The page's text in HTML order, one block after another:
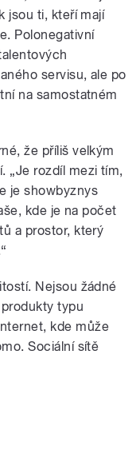
jsou ti, kteří mají
Polonegativní
servisu, ale po
na samostatném
že příliš velkým
„Je rozdíl mezi tím,
je showbyznys
kde je na počet
a prostor, který
Nejsou žádné
typu
kde může
Sociální sítě